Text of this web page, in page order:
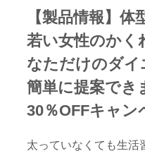
【製品情報】体
若い女性のかく
なただけのダ
簡単に提案で
30％OFFキャ
太っていなくても生活